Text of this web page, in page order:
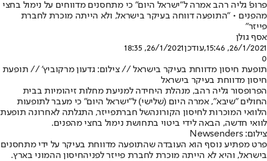
פרופ' גליה רהב אמרה ל"ישראל היום" כי מתחסנים מדווחים על נימול בחצי
מהפנים • "התופעה דווחה בעיקר בישראל, ולא הייתה מוכרת לחברת
פייזר"
אסף גולן
26/1/2021, 15:46
,עודכן26/1/2021, 18:35
0
תופעת חיסון מדווחת בעיקר בישראל // צילום: גדעון מרקוביץ' // תופעת
חיסון מדווחת בעיקר בישראל
הפרופסור גליה רהב, מנהלת היחידה למניעת מחלות זיהומיות בבית
החולים "שיבא", אמרה היום (שלישי) ל"ישראל היום" כי מעבר לתופעות
הלוואי המוכרות לחיסון הקורונהשל חברתפייזר, התגלתה לאחרונה תופעת
לוואי חדשה, הבאה לידי ביטוי בתחושת נימול בחצי מהפנים.
צילום: Newsenders
פרט מפתיע נוסף הוא העובדה שהתופעה מדווחת בעיקר על ידי מתחסנים
בישראל, והיא לא הייתה מוכרת לחברת פייזר לפניהחיסון ההמוני בארץ.